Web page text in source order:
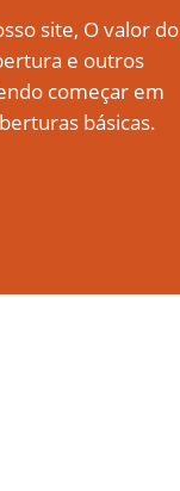
site, O valor do
e outros
começar em
básicas.